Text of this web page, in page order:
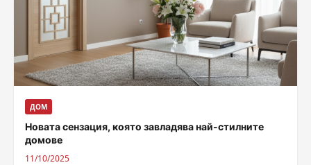
ДОМ
Новата сензация, която завладява най-стилните
домове
11/10/2025